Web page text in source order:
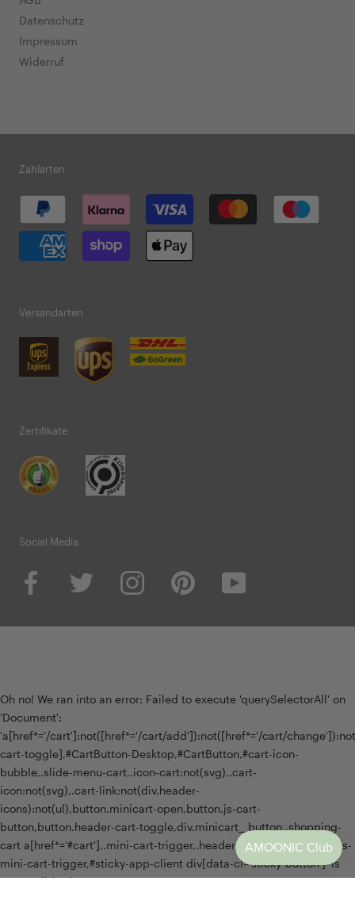
Datenschutz
Impressum
Widerruf
Zahlarten
Versandarten
Zertifikate
Social Media
Oh no! We ran into an error: Failed to execute 'querySelectorAll' on
'Document':
'a[href*='/cart']:not([href*='/cart/add']):not([href*='/cart/
cart-toggle],#CartButton-Desktop,#CartButton,#cart-icon-
bubble,.slide-menu-cart,.icon-cart:not(svg),.cart-
icon:not(svg),.cart-link:not(div.header-
icons):not(ul),button.minicart-open,button.js-cart-
button,button.header-cart-toggle,div.minicart__button,.shopping-
cart a[href*='#cart'],.mini-cart-trigger,.header-menu-cart-drawer,.js-
mini-cart-trigger,#sticky-app-client div[data-cl='sticky-button']' is
not a valid selector.